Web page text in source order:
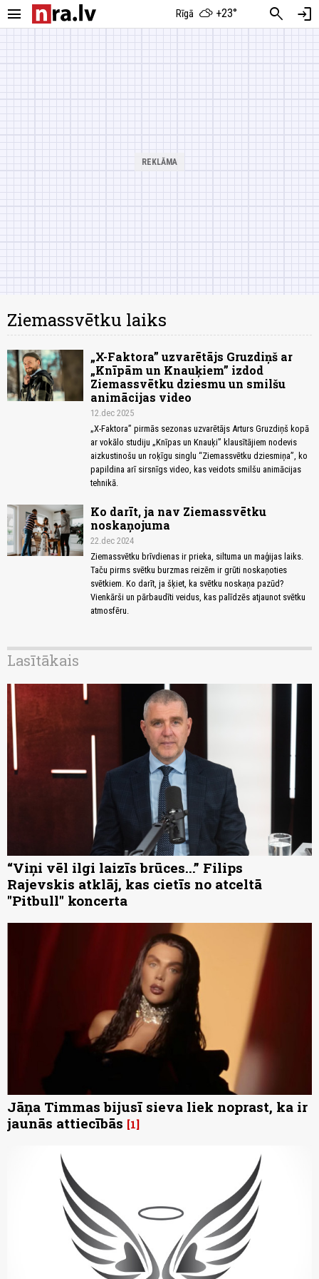
menu Rīgā +23° search login
Ziemassvētku laiks
„X-Faktora” uzvarētājs Gruzdiņš ar
„Knīpām un Knauķiem” izdod
Ziemassvētku dziesmu un smilšu
animācijas video
12.dec 2025
„X-Faktora” pirmās sezonas uzvarētājs Arturs Gruzdiņš kopā
ar vokālo studiju „Knīpas un Knauķi” klausītājiem nodevis
aizkustinošu un roķīgu singlu “Ziemassvētku dziesmiņa”, ko
papildina arī sirsnīgs video, kas veidots smilšu animācijas
tehnikā.
Ko darīt, ja nav Ziemassvētku
noskaņojuma
22.dec 2024
Ziemassvētku brīvdienas ir prieka, siltuma un maģijas laiks.
Taču pirms svētku burzmas reizēm ir grūti noskaņoties
svētkiem. Ko darīt, ja šķiet, ka svētku noskaņa pazūd?
Vienkārši un pārbaudīti veidus, kas palīdzēs atjaunot svētku
atmosfēru.
Lasītākais
“Viņi vēl ilgi laizīs brūces...” Filips
Rajevskis atklāj, kas cietīs no atceltā
"Pitbull" koncerta
Jāņa Timmas bijusī sieva liek noprast, ka ir
jaunās attiecībās 1